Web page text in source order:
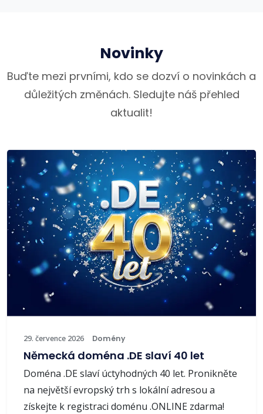
Novinky
Buďte mezi prvními, kdo se dozví o novinkách a
důležitých změnách. Sledujte náš přehled
aktualit!
29. července 2026 Domény
Německá doména .DE slaví 40 let
Doména .DE slaví úctyhodných 40 let. Pronikněte
na největší evropský trh s lokální adresou a
získejte k registraci doménu .ONLINE zdarma!